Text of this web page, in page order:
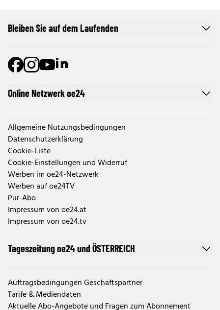
Online Netzwerk oe24
Allgemeine Nutzungsbedingungen
Datenschutzerklärung
Cookie-Liste
Cookie-Einstellungen und Widerruf
Werben im oe24-Netzwerk
Werben auf oe24TV
Pur-Abo
Impressum von oe24.at
Impressum von oe24.tv
Tageszeitung oe24 und ÖSTERREICH
Auftragsbedingungen Geschäftspartner
Tarife & Mediendaten
Aktuelle Abo-Angebote und Fragen zum Abonnement
Bleiben Sie auf dem Laufenden